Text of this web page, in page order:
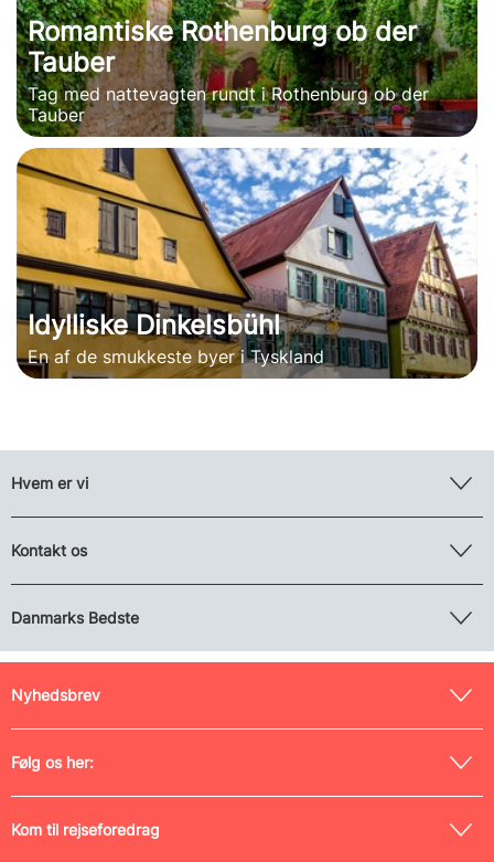
Romantiske Rothenburg ob der
Tauber
Tag med nattevagten rundt i Rothenburg ob der
Tauber
Idylliske Dinkelsbühl
En af de smukkeste byer i Tyskland
Hvem er vi
Kontakt os
Danmarks Bedste
Nyhedsbrev
Følg os her:
Kom til rejseforedrag